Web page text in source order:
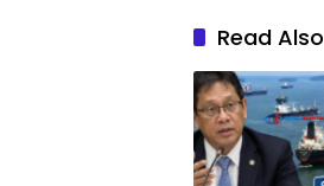
Read Also